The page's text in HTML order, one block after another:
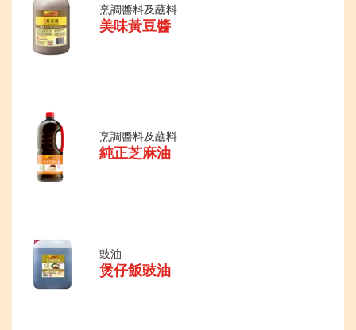
烹調醬料及蘸料
美味黃豆醬
烹調醬料及蘸料
純正芝麻油
豉油
煲仔飯豉油